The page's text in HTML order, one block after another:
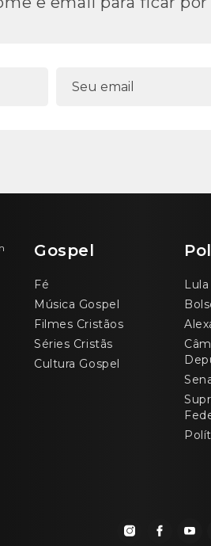
Gospel
Fé
Música Gospel
Filmes Cristãos
Séries Cristãs
Cultura Gospel
Lula